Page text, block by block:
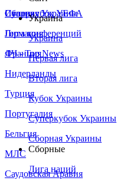
Сборная Украины
Италия
Германия
Франция
Нидерланды
Турция
Португалия
Бельгия
МЛС
Саудовская Аравия
Суперкубок УЕФА
Лига конференций
ЛЧ - Top News
Украина
Украина
Первая лига
Вторая лига
Кубок Украины
Суперкубок Украины
Сборная Украины
Сборные
Лига наций